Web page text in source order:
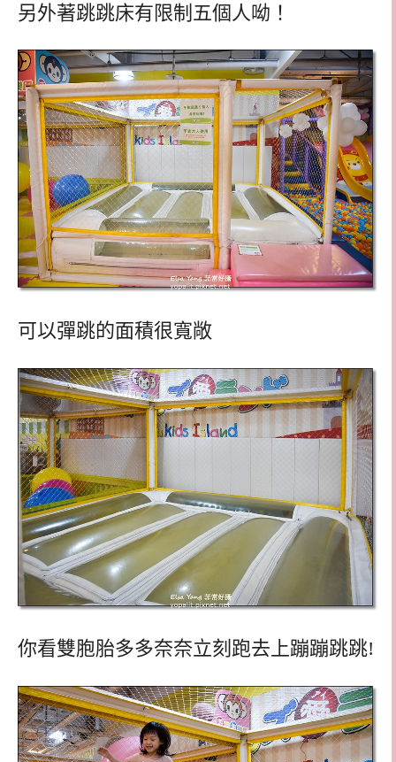
另外著跳跳床有限制五個人呦！
可以彈跳的面積很寬敞
你看雙胞胎多多奈奈立刻跑去上蹦蹦跳跳!